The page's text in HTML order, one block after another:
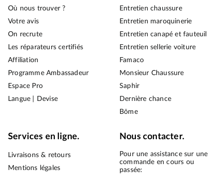
Où nous trouver ?
Votre avis
On recrute
Les réparateurs certifiés
Affiliation
Programme Ambassadeur
Espace Pro
Langue | Devise
Entretien chaussure
Entretien maroquinerie
Entretien canapé et fauteuil
Entretien sellerie voiture
Famaco
Monsieur Chaussure
Saphir
Dernière chance
Bōme
Services en ligne.
Livraisons & retours
Mentions légales
Nous contacter.
Pour une assistance sur une
commande en cours ou
passée: